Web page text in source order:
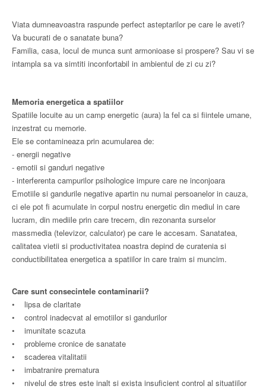
Viata dumneavoastra raspunde perfect asteptarilor pe care le aveti?
Va bucurati de o sanatate buna?
Familia, casa, locul de munca sunt armonioase si prospere? Sau vi se
intampla sa va simtiti inconfortabil in ambientul de zi cu zi?
Memoria energetica a spatiilor
Spatiile locuite au un camp energetic (aura) la fel ca si fiintele umane,
inzestrat cu memorie.
Ele se contamineaza prin acumularea de:
- energii negative
- emotii si ganduri negative
- interferenta campurilor psihologice impure care ne inconjoara
Emotiile si gandurile negative apartin nu numai persoanelor in cauza,
ci ele pot fi acumulate in corpul nostru energetic din mediul in care
lucram, din mediile prin care trecem, din rezonanta surselor
massmedia (televizor, calculator) pe care le accesam. Sanatatea,
calitatea vietii si productivitatea noastra depind de curatenia si
conductibilitatea energetica a spatiilor in care traim si muncim.
Care sunt consecintele contaminarii?
• lipsa de claritate
• control inadecvat al emotiilor si gandurilor
• imunitate scazuta
• probleme cronice de sanatate
• scaderea vitalitatii
• imbatranire prematura
• nivelul de stres este inalt si exista insuficient control al situatiilor